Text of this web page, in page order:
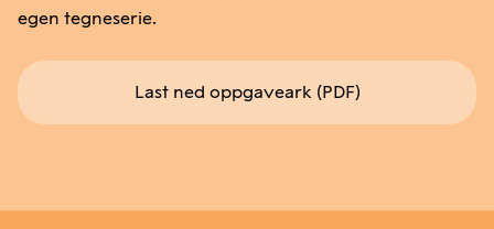
egen tegneserie.
Last ned oppgaveark (PDF)